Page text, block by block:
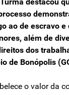
destacou
ao de escravo e
além de
dos
de Bonópolis
o valor da